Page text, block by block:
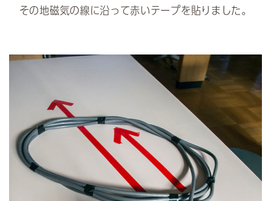
その地磁気の線に沿って赤いテープを貼りました。